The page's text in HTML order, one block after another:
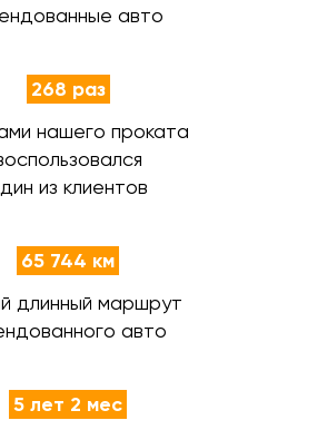
авто
268 раз
нашего проката
из клиентов
65 744 км
длинный маршрут
авто
5 лет 2 мес